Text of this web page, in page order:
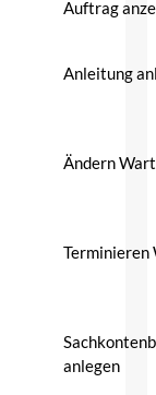
Auftrag
Anleitung
Ändern
Terminieren
anlegen